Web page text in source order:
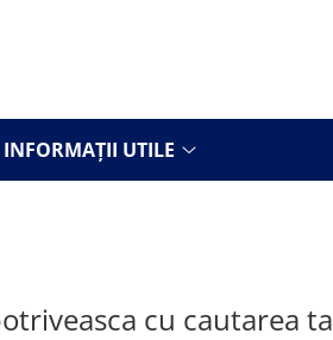
INFORMAȚII UTILE
cu cautarea ta